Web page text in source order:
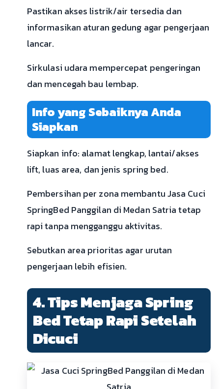
Pastikan akses listrik/air tersedia dan
informasikan aturan gedung agar pengerjaan
lancar.
Sirkulasi udara mempercepat pengeringan
dan mencegah bau lembap.
Info yang Sebaiknya Anda
Siapkan
Siapkan info: alamat lengkap, lantai/akses
lift, luas area, dan jenis spring bed.
Pembersihan per zona membantu Jasa Cuci
SpringBed Panggilan di Medan Satria tetap
rapi tanpa mengganggu aktivitas.
Sebutkan area prioritas agar urutan
pengerjaan lebih efisien.
4. Tips Menjaga Spring
Bed Tetap Rapi Setelah
Dicuci